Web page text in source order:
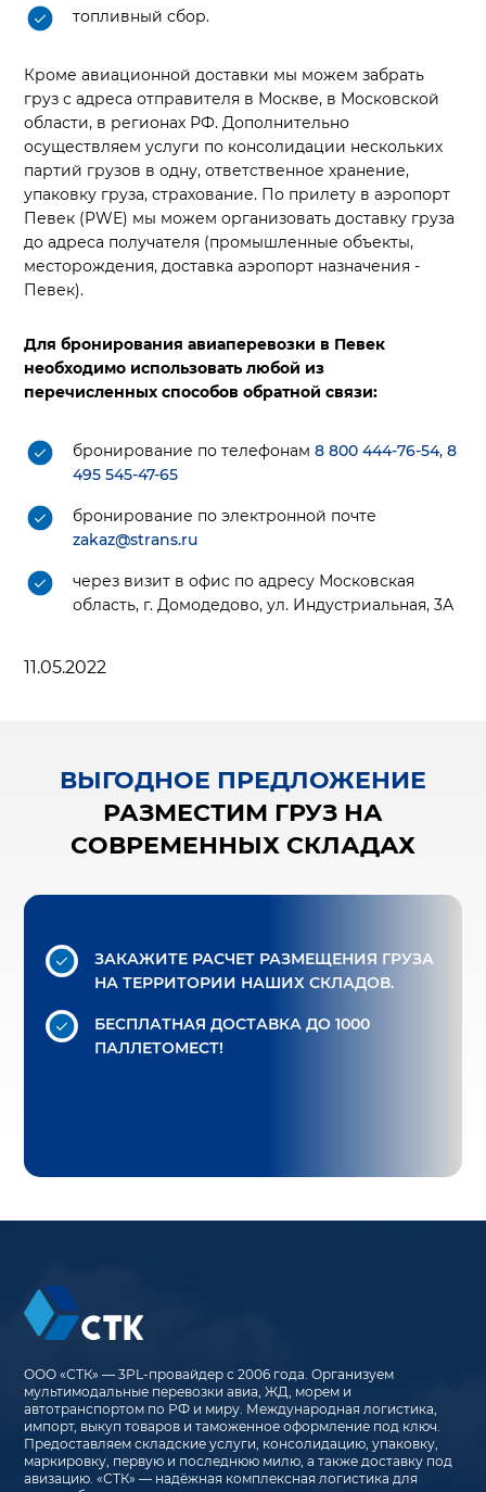
топливный сбор.
Кроме авиационной доставки мы можем забрать
груз с адреса отправителя в Москве, в Московской
области, в регионах РФ. Дополнительно
осуществляем услуги по консолидации нескольких
партий грузов в одну, ответственное хранение,
упаковку груза, страхование. По прилету в аэропорт
Певек (PWE) мы можем организовать доставку груза
до адреса получателя (промышленные объекты,
месторождения, доставка аэропорт назначения -
Певек).
Для бронирования авиаперевозки в Певек
необходимо использовать любой из
перечисленных способов обратной связи:
бронирование по телефонам8 800 444-76-54,8
495 545-47-65
бронирование по электронной почте
zakaz@strans.ru
через визит в офис по адресу Московская
область, г. Домодедово, ул. Индустриальная, 3А
11.05.2022
ВЫГОДНОЕ ПРЕДЛОЖЕНИЕ
РАЗМЕСТИМ ГРУЗ НА
СОВРЕМЕННЫХ СКЛАДАХ
ЗАКАЖИТЕ РАСЧЕТ РАЗМЕЩЕНИЯ ГРУЗА
НА ТЕРРИТОРИИ НАШИХ СКЛАДОВ.
БЕСПЛАТНАЯ ДОСТАВКАДО 1000
ПАЛЛЕТОМЕСТ!
ООО «СТК» — 3PL-провайдер с 2006 года. Организуем
мультимодальные перевозки авиа, ЖД, морем и
автотранспортом по РФ и миру. Международная логистика,
импорт, выкуп товаров и таможенное оформление под ключ.
Предоставляем складские услуги, консолидацию, упаковку,
маркировку, первую и последнюю милю, а также доставку под
авизацию. «СТК» — надёжная комплексная логистика для